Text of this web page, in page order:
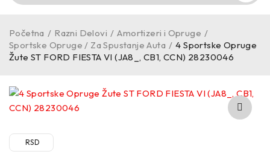
Početna / Razni Delovi / Amortizeri i Opruge /
Sportske Opruge / Za Spustanje Auta / 4 Sportske Opruge
Žute ST FORD FIESTA VI (JA8_, CB1, CCN) 28230046
RSD